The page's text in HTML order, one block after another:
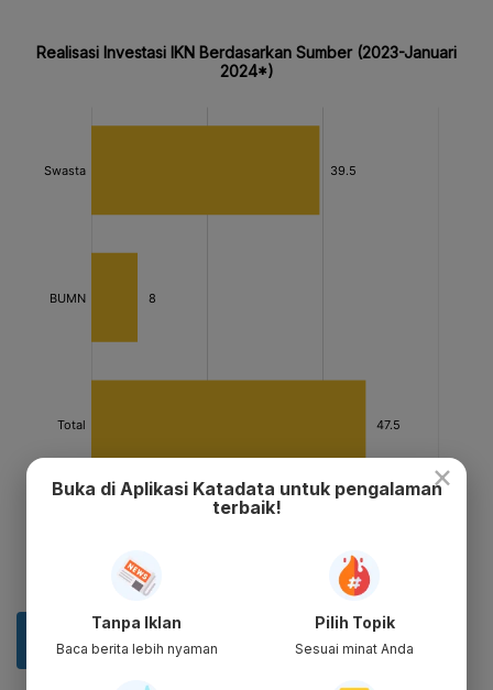
×
Buka di Aplikasi Katadata untuk pengalaman
terbaik!
Tanpa Iklan
Baca berita lebih nyaman
Pilih Topik
Sesuai minat Anda